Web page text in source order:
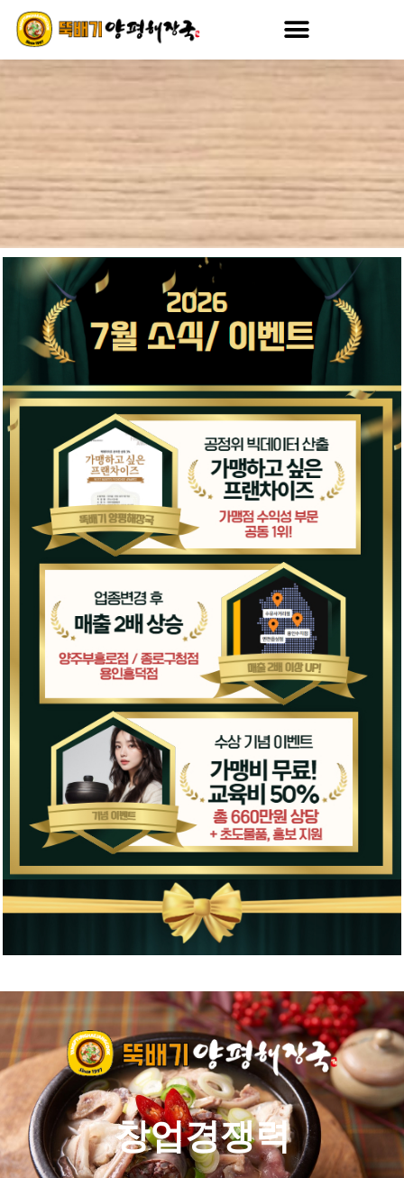
로
기
뚝배기양평해장국
창업경쟁력